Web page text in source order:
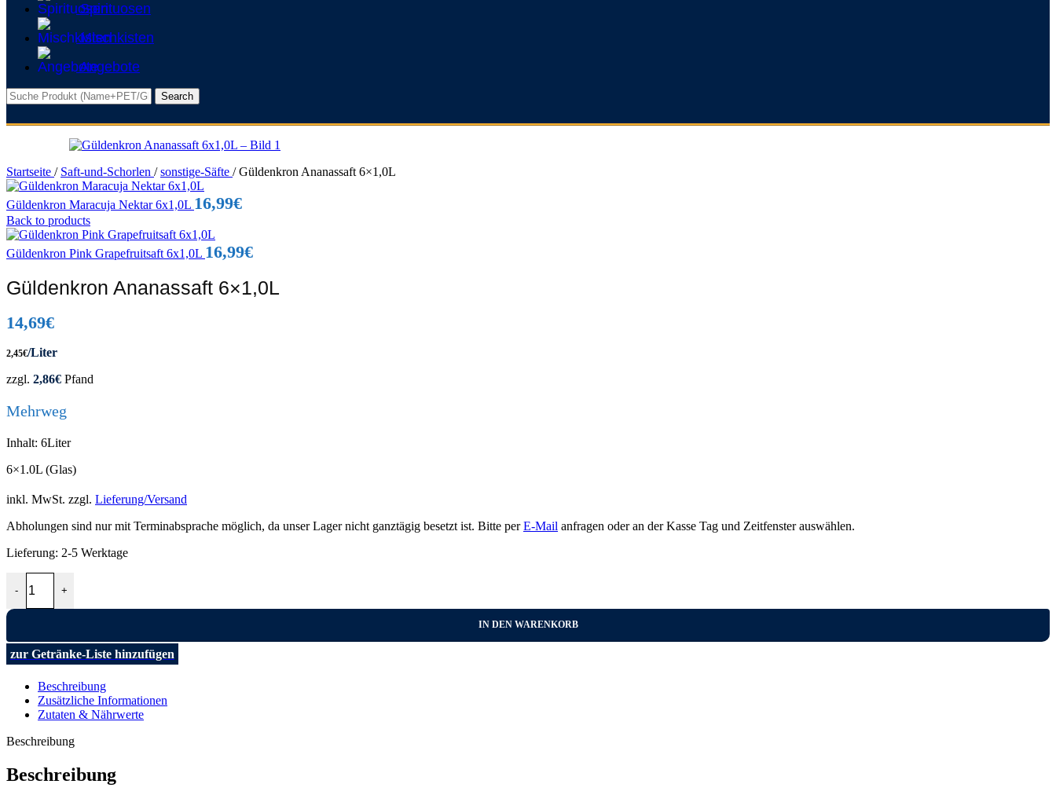
Spirituosen
Mischkisten
Angebote
Search
Startseite / Saft-und-Schorlen / sonstige-Säfte / Güldenkron Ananassaft 6×1,0L
Güldenkron Maracuja Nektar 6x1,0L 16,99€
Back to products
Güldenkron Pink Grapefruitsaft 6x1,0L 16,99€
Güldenkron Ananassaft 6×1,0L
14,69€
2,45€/Liter
zzgl. 2,86€ Pfand
Mehrweg
Inhalt: 6Liter
6×1.0L (Glas)
inkl. MwSt. zzgl. Lieferung/Versand
Abholungen sind nur mit Terminabsprache möglich, da unser Lager nicht ganztägig besetzt ist. Bitte perE-Mail anfragen oder an der Kasse Tag und Zeitfenster auswählen.
Lieferung: 2-5 Werktage
- +
IN DEN WARENKORB
zur Getränke-Liste hinzufügen
Beschreibung
Zusätzliche Informationen
Zutaten & Nährwerte
Beschreibung
Beschreibung